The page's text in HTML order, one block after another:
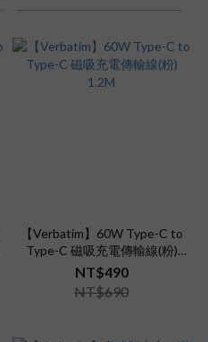
【Verbatim】60W Type-C to
Type-C 磁吸充電傳輸線(粉)
1.2M
NT$490
NT$690